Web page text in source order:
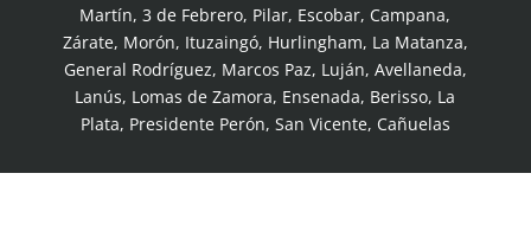
Martín, 3 de Febrero, Pilar, Escobar, Campana,
Zárate, Morón, Ituzaingó, Hurlingham, La Matanza,
General Rodríguez, Marcos Paz, Luján, Avellaneda,
Lanús, Lomas de Zamora, Ensenada, Berisso, La
Plata, Presidente Perón, San Vicente, Cañuelas